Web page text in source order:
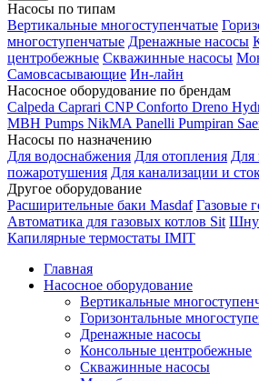
Насосы по типам
Вертикальные многоступенчатые
многоступенчатые Дренажные насосы
центробежные Скважинные насосы
Самовсасывающие Ин-лайн
Насосное оборудование по брендам
Calpeda Caprari CNP Conforto Dreno
MBH Pumps NikMA Panelli Pumpiran
Насосы по назначению
Для водоснабжения Для отопления Для
пожаротушения Для канализации и
Другое оборудование
Расширительные баки Masdaf Газовые
Автоматика для газовых котлов Sit
Капилярные термостаты IMIT
Главная
Насосное оборудование
Вертикальные
Горизонтальные
Дренажные насосы
Консольные центробежные
Скважинные насосы